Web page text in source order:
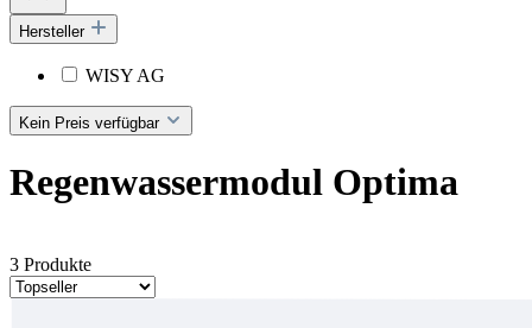
Hersteller
WISY AG
Kein Preis verfügbar
Regenwassermodul Optima
3 Produkte